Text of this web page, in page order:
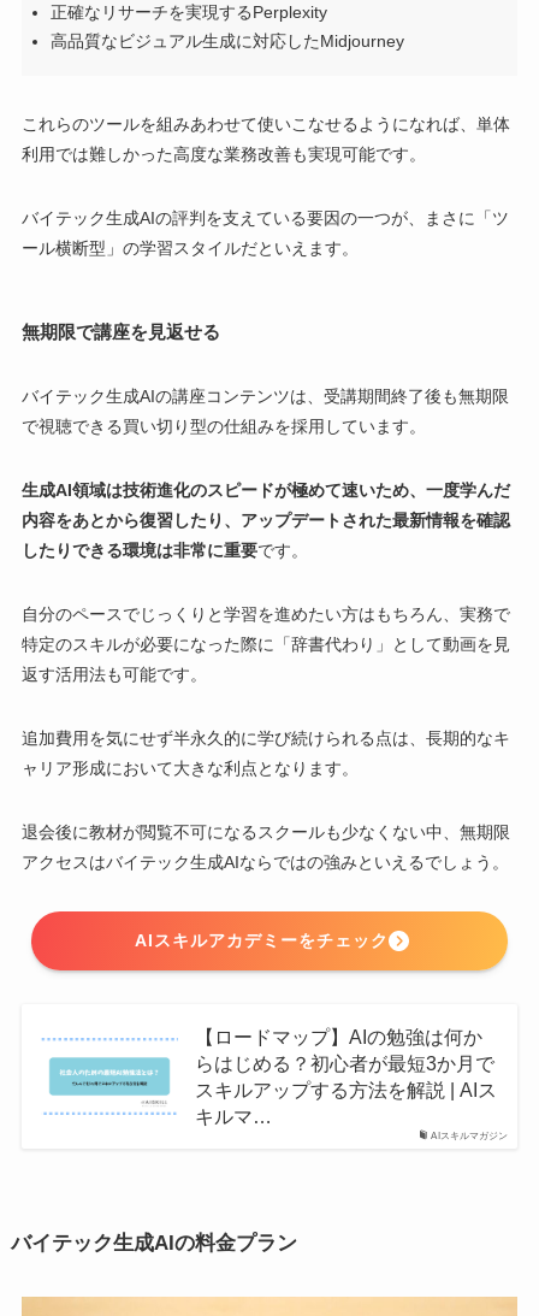
正確なリサーチを実現するPerplexity
高品質なビジュアル生成に対応したMidjourney
これらのツールを組みあわせて使いこなせるようになれば、単体
利用では難しかった高度な業務改善も実現可能です。
バイテック生成AIの評判を支えている要因の一つが、まさに「ツ
ール横断型」の学習スタイルだといえます。
無期限で講座を見返せる
バイテック生成AIの講座コンテンツは、受講期間終了後も無期限
で視聴できる買い切り型の仕組みを採用しています。
生成AI領域は技術進化のスピードが極めて速いため、一度学んだ
内容をあとから復習したり、アップデートされた最新情報を確認
したりできる環境は非常に重要です。
自分のペースでじっくりと学習を進めたい方はもちろん、実務で
特定のスキルが必要になった際に「辞書代わり」として動画を見
返す活用法も可能です。
追加費用を気にせず半永久的に学び続けられる点は、長期的なキ
ャリア形成において大きな利点となります。
退会後に教材が閲覧不可になるスクールも少なくない中、無期限
アクセスはバイテック生成AIならではの強みといえるでしょう。
AIスキルアカデミーをチェック
AIスキルマガジン
【ロードマップ】AIの勉強は何か
らはじめる？初心者が最短3か月で
スキルアップする方法を解説 | AIス
キルマ…
バイテック生成AIの料金プラン